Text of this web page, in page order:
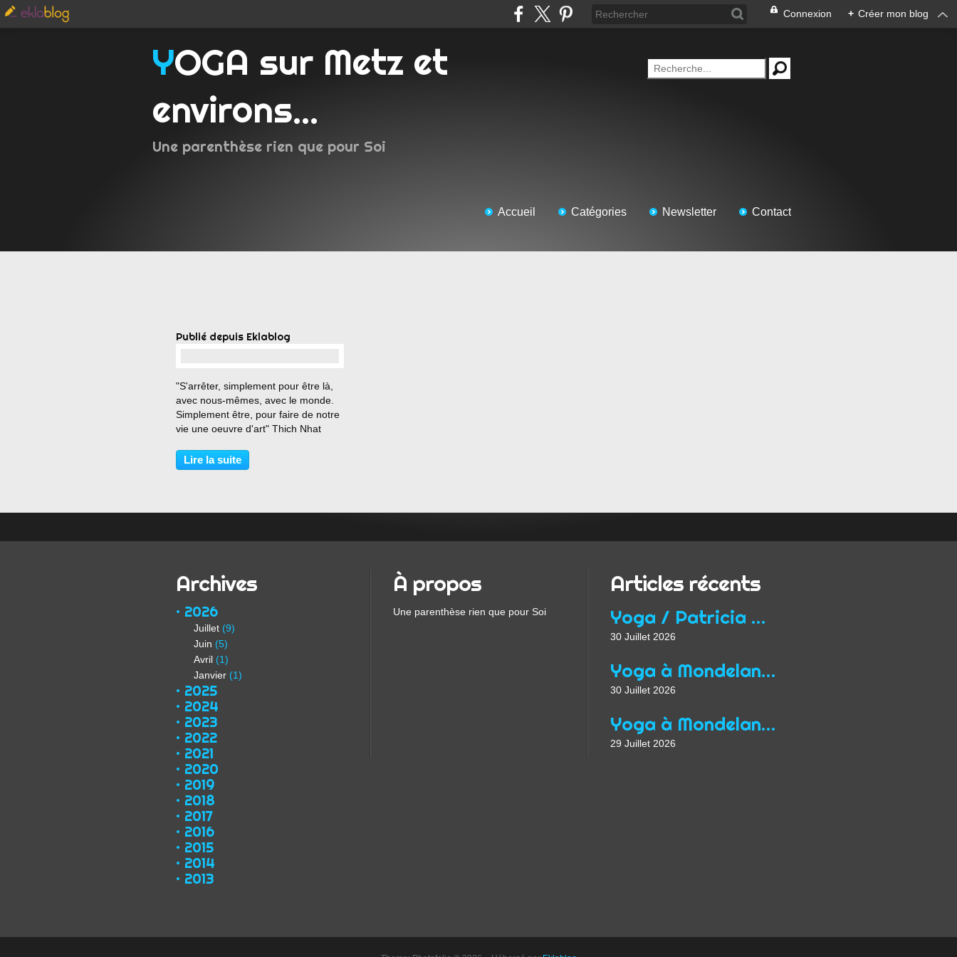
Connexion + Créer mon blog
YOGA sur Metz et
environs...
Une parenthèse rien que pour Soi
Accueil Catégories Newsletter Contact
Publié depuis Eklablog
"S'arrêter, simplement pour être là,
avec nous-mêmes, avec le monde.
Simplement être, pour faire de notre
vie une oeuvre d'art" Thich Nhat
Lire la suite
Archives
2026
Juillet (9)
Juin (5)
Avril (1)
Janvier (1)
2025
2024
2023
2022
2021
2020
2019
2018
2017
2016
2015
2014
2013
À propos
Une parenthèse rien que pour Soi
Articles récents
Yoga / Patricia Wirth / Mon parcours de professeur...
30 Juillet 2026
Yoga à Mondelange depuis 2013
30 Juillet 2026
Yoga à Mondelange Saison 2026/2027
29 Juillet 2026